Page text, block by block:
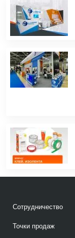
Сотрудничество
Точки продаж